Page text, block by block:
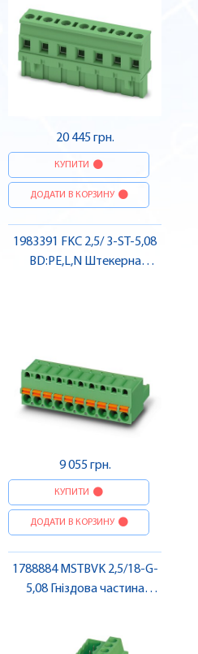
20 445 грн.
КУПИТИ
ДОДАТИ В КОРЗИНУ
1983391 FKC 2,5/ 3-ST-5,08
BD:PE,L,N Штекерна
9 055 грн.
КУПИТИ
ДОДАТИ В КОРЗИНУ
1788884 MSTBVK 2,5/18-G-
5,08 Гніздова частина